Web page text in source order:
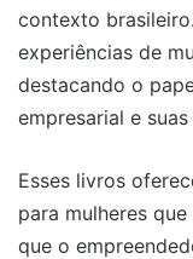
contexto
experiências de
destacando o
empresarial e
Esses livros
para mulheres
que o